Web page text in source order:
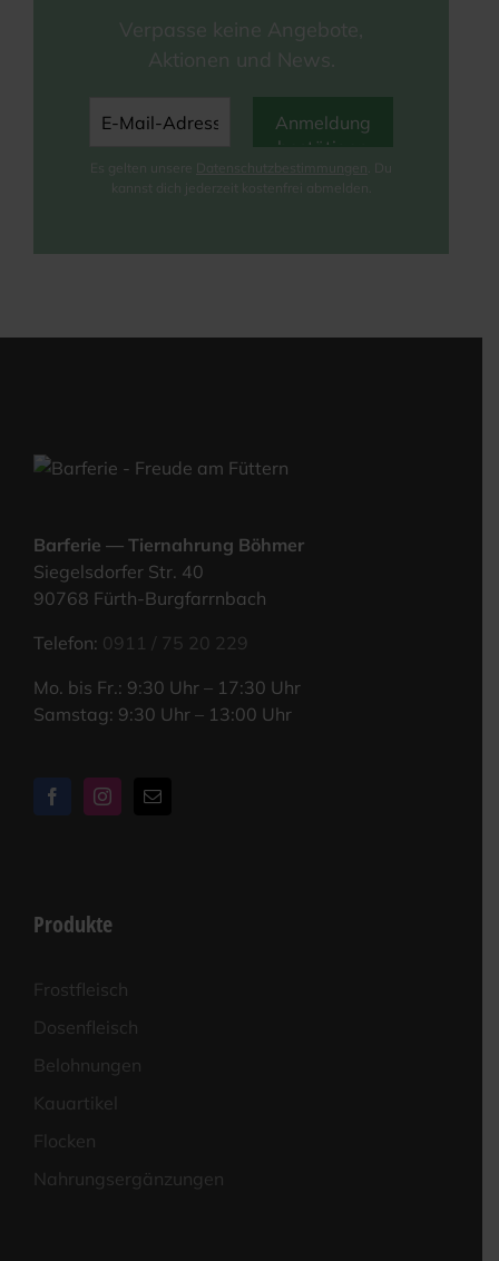
Ver­pas­se kei­ne Ange­bo­te,
Aktio­nen und News.
Es gel­ten unse­re Daten­schutz­be­stim­mun­gen . Du
kannst dich jeder­zeit kos­ten­frei abmelden.
Bar­fe­rie — Tier­nah­rung Böhmer
Sie­gels­dor­fer Str. 40
90768 Fürth-Burgfarrnbach
Tele­fon: 0911 / 75 20 229
Mo. bis Fr.: 9:30 Uhr – 17:30 Uhr
Sams­tag: 9:30 Uhr – 13:00 Uhr
Produkte
Frost­fleisch
Dosen­fleisch
Beloh­nun­gen
Kau­ar­ti­kel
Flo­cken
Nah­rungs­er­gän­zun­gen